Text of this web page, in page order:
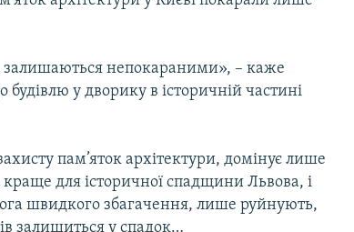
залишаються непокараними», – каже
у дворику в історичній частині
пам’яток архітектури, домінує лише
для історичної спадщини Львова, і
швидкого збагачення, лише руйнують,
залишиться у спадок…